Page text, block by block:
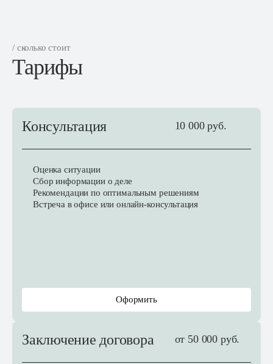
/ сколько стоит
Тарифы
Консультация 10 000 руб.
Оценка ситуации
Сбор информации о деле
Рекомендации по оптимальным решениям
Встреча в офисе или онлайн-консультация
Оформить
Заключение договора от 50 000 руб.